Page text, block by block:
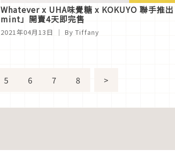
Whatever x UHA味覺糖 x KOKUYO 聯手推
mint」開賣4天即完售
2021年04月13日 ｜ By Tiffany
5 6 7 8 >